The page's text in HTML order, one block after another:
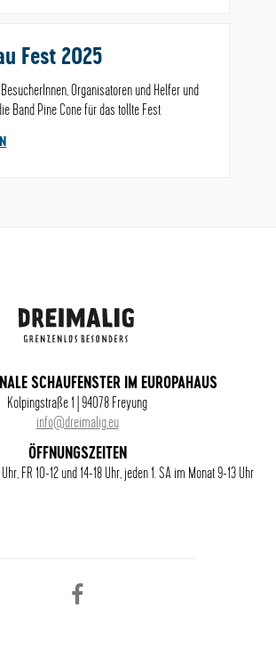
Fest 2025
Organisatoren und Helfer und
Band Pine Cone für das tollte Fest
SCHAUFENSTER IM EUROPAHAUS
Kolpingstraße 1 | 94078 Freyung
info@dreimalig.eu
ÖFFNUNGSZEITEN
Uhr, FR 10-12 und 14-18 Uhr, jeden 1. SA im Monat 9-13 Uhr
Facebook